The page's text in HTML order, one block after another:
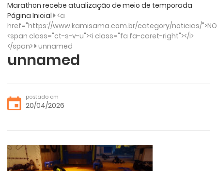
Marathon recebe atualização de meio de temporada
Página Inicial <a
href="https://www.kamisama.com.br/category/noticias/
<span class="ct-s-v-u"><i class="fa fa-caret-right"></i>
</span> unnamed
unnamed
postado em
20/04/2026